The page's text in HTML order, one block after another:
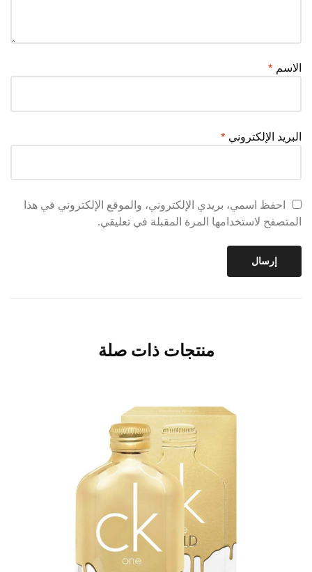
الاسم *
البريد الإلكتروني *
احفظ اسمي، بريدي الإلكتروني، والموقع الإلكتروني في هذا
المتصفح لاستخدامها المرة المقبلة في تعليقي.
منتجات ذات صلة